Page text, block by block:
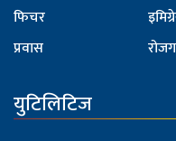
फिचर
प्रवास
युटिलिटिज